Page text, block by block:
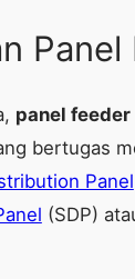
Panel
panel feeder
bertugas
Panel
(SDP)